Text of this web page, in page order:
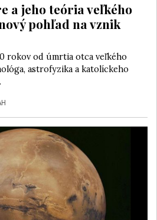
a jeho teória veľkého
pohľad na vznik
rokov od úmrtia otca veľkého
astrofyzika a katolíckeho